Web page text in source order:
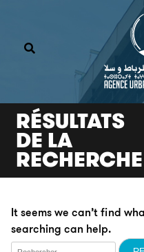
RÉSULTATS
DE LA
RECHERCHE
It seems we can’t find
searching can help.
Rechercher :